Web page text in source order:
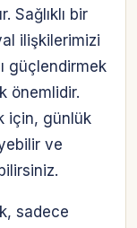
Sağlıklı bir
ilişkilerimizi
güçlendirmek
önemlidir.
için, günlük
ve
sadece